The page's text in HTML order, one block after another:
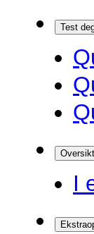
Test
Oversikt
I